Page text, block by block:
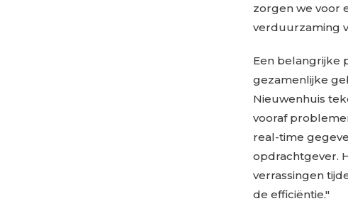
zorgen we voor
verduurzaming
Een belangrijke
gezamenlijke
Nieuwenhuis
vooraf
real-time
opdrachtgever.
verrassingen
de efficiëntie."